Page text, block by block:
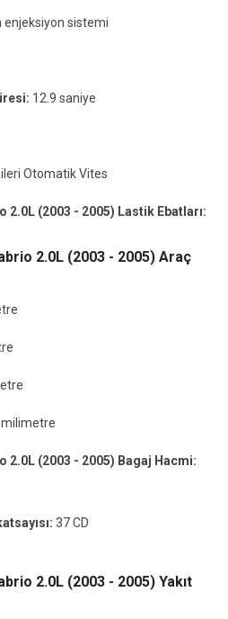
enjeksiyon sistemi
12.9 saniye
Otomatik Vites
2.0L (2003 - 2005) Lastik Ebatları:
2.0L (2003 - 2005) Araç
2.0L (2003 - 2005) Bagaj Hacmi:
37 CD
2.0L (2003 - 2005) Yakıt